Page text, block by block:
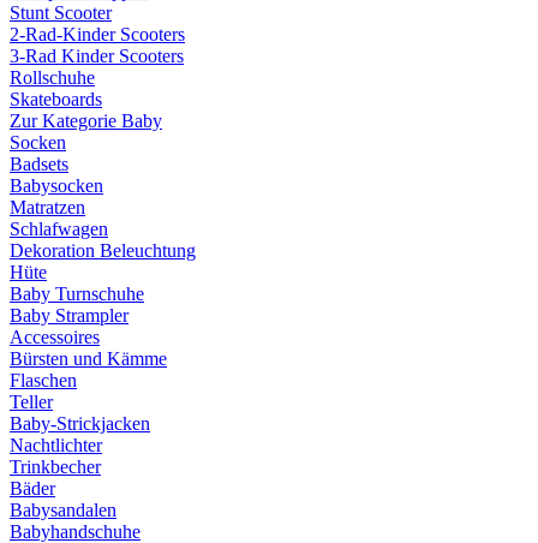
Stunt Scooter
2-Rad-Kinder Scooters
3-Rad Kinder Scooters
Rollschuhe
Skateboards
Zur Kategorie Baby
Socken
Badsets
Babysocken
Matratzen
Schlafwagen
Dekoration Beleuchtung
Hüte
Baby Turnschuhe
Baby Strampler
Accessoires
Bürsten und Kämme
Flaschen
Teller
Baby-Strickjacken
Nachtlichter
Trinkbecher
Bäder
Babysandalen
Babyhandschuhe